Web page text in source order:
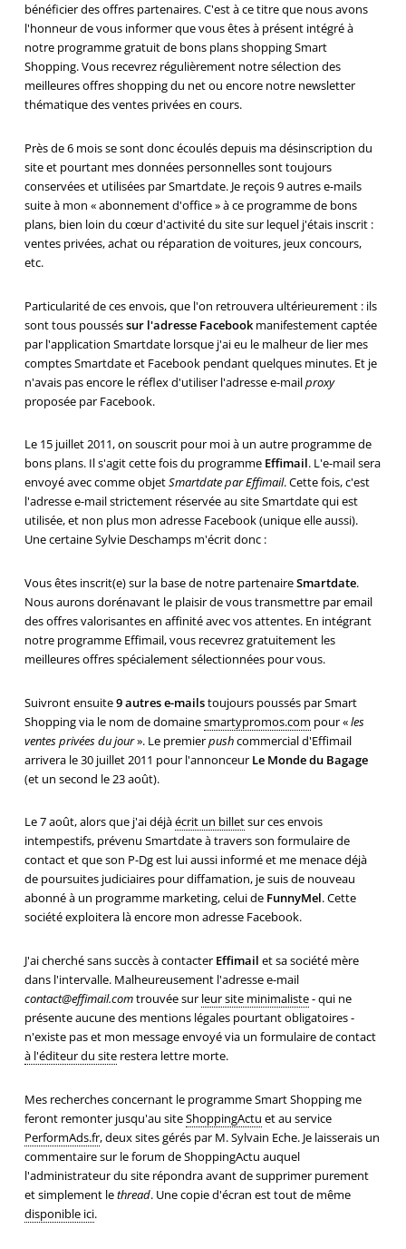
bénéficier des offres partenaires. C'est à ce titre que nous avons
l'honneur de vous informer que vous êtes à présent intégré à
notre programme gratuit de bons plans shopping Smart
Shopping. Vous recevrez régulièrement notre sélection des
meilleures offres shopping du net ou encore notre newsletter
thématique des ventes privées en cours.
Près de 6 mois se sont donc écoulés depuis ma désinscription du
site et pourtant mes données personnelles sont toujours
conservées et utilisées par Smartdate. Je reçois 9 autres e-mails
suite à mon « abonnement d'office » à ce programme de bons
plans, bien loin du cœur d'activité du site sur lequel j'étais inscrit :
ventes privées, achat ou réparation de voitures, jeux concours,
etc.
Particularité de ces envois, que l'on retrouvera ultérieurement : ils
sont tous pousséssur l'adresse Facebookmanifestement captée
par l'application Smartdate lorsque j'ai eu le malheur de lier mes
comptes Smartdate et Facebook pendant quelques minutes. Et je
n'avais pas encore le réflex d'utiliser l'adresse e-mailproxy
proposée par Facebook.
Le 15 juillet 2011, on souscrit pour moi à un autre programme de
bons plans. Il s'agit cette fois du programme Effimail. L'e-mail sera
envoyé avec comme objetSmartdate par Effimail. Cette fois, c'est
l'adresse e-mail strictement réservée au site Smartdate qui est
utilisée, et non plus mon adresse Facebook (unique elle aussi).
Une certaine Sylvie Deschamps m'écrit donc :
Vous êtes inscrit(e) sur la base de notre partenaireSmartdate.
Nous aurons dorénavant le plaisir de vous transmettre par email
des offres valorisantes en affinité avec vos attentes. En intégrant
notre programme Effimail, vous recevrez gratuitement les
meilleures offres spécialement sélectionnées pour vous.
Suivront ensuite9 autres e-mailstoujours poussés par Smart
Shopping via le nom de domainesmartypromos.com pour «les
ventes privées du jour». Le premierpushcommercial d'Effimail
arrivera le 30 juillet 2011 pour l'annonceur Le Monde du Bagage
(et un second le 23 août).
Le 7 août, alors que j'ai déjàécrit un billetsur ces envois
intempestifs, prévenu Smartdate à travers son formulaire de
contact et que son P-Dg est lui aussi informé et me menace déjà
de poursuites judiciaires pour diffamation, je suis de nouveau
abonné à un programme marketing, celui de FunnyMel. Cette
société exploitera là encore mon adresse Facebook.
J'ai cherché sans succès à contacter Effimail et sa société mère
dans l'intervalle. Malheureusement l'adresse e-mail
contact@effimail.comtrouvée sur leur site minimaliste- qui ne
présente aucune des mentions légales pourtant obligatoires -
n'existe pas et mon message envoyé via un formulaire de contact
à l'éditeur du siterestera lettre morte.
Mes recherches concernant le programme Smart Shopping me
feront remonter jusqu'au siteShoppingActu et au service
PerformAds.fr, deux sites gérés par M. Sylvain Eche. Je laisserais un
commentaire sur le forum de ShoppingActu auquel
l'administrateur du site répondra avant de supprimer purement
et simplement lethread. Une copie d'écran est tout de même
disponible ici.